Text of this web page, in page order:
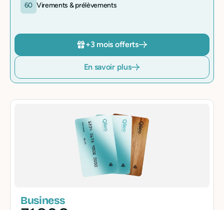
60 Virements & prélèvements
+3 mois offerts
En savoir plus
Business